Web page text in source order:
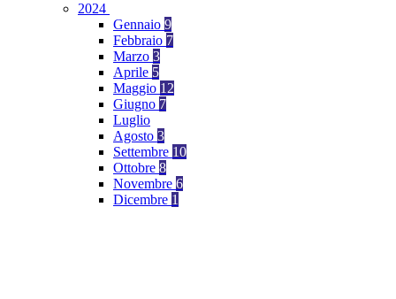
2024
Gennaio 9
Febbraio 7
Marzo 3
Aprile 5
Maggio 12
Giugno 7
Luglio
Agosto 3
Settembre 10
Ottobre 8
Novembre 6
Dicembre 1